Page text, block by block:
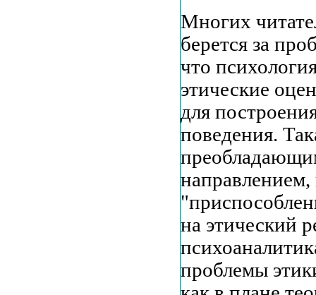
Многих
берется за
что
этические
для
поведения.
направлением,
на этический
проблемы